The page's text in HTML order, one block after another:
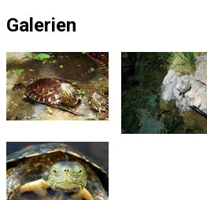
Galerien